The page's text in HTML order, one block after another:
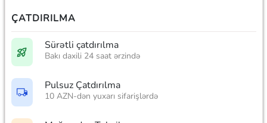
ÇATDIRILMA
Sürətli çatdırılma
Bakı daxili 24 saat ərzində
Pulsuz Çatdırılma
10 AZN-dən yuxarı sifarişlərdə